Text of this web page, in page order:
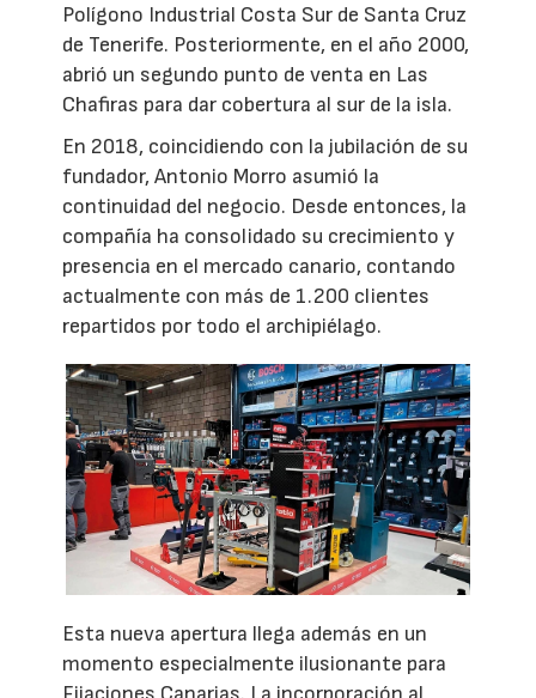
Polígono Industrial Costa Sur de Santa Cruz
de Tenerife. Posteriormente, en el año 2000,
abrió un segundo punto de venta en Las
Chafiras para dar cobertura al sur de la isla.
En 2018, coincidiendo con la jubilación de su
fundador, Antonio Morro asumió la
continuidad del negocio. Desde entonces, la
compañía ha consolidado su crecimiento y
presencia en el mercado canario, contando
actualmente con más de 1.200 clientes
repartidos por todo el archipiélago.
Esta nueva apertura llega además en un
momento especialmente ilusionante para